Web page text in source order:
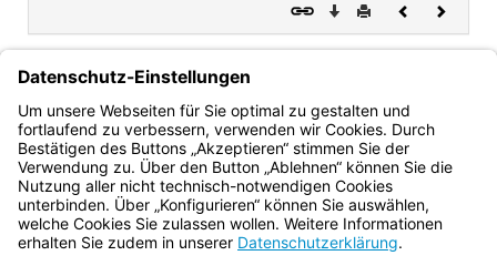
Download
DruckenVorheriges
Änderungen des Verlaufs der Landesgrenzen
Änderungen des Verlaufs der Landesgrenzen werden von
diesem Abkommen nicht erfasst.
Bayern.de
BayernPortal